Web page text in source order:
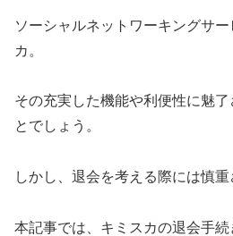
ソーシャルネットワーキングサ
カ。
その充実した機能や利便性に魅
とでしょう。
しかし、退会を考える際には慎重
本記事では、キミスカの退会手